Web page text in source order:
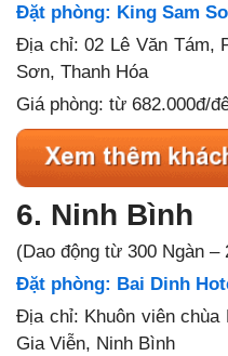
Đặt phòng: King Sam
Địa chỉ: 02 Lê Văn Tám,
Sơn, Thanh Hóa
Giá phòng: từ 682.000đ/
6. Ninh Bình
(Dao động từ 300 Ngàn –
Đặt phòng: Bai Dinh
Địa chỉ: Khuôn viên
Gia Viễn, Ninh Bình